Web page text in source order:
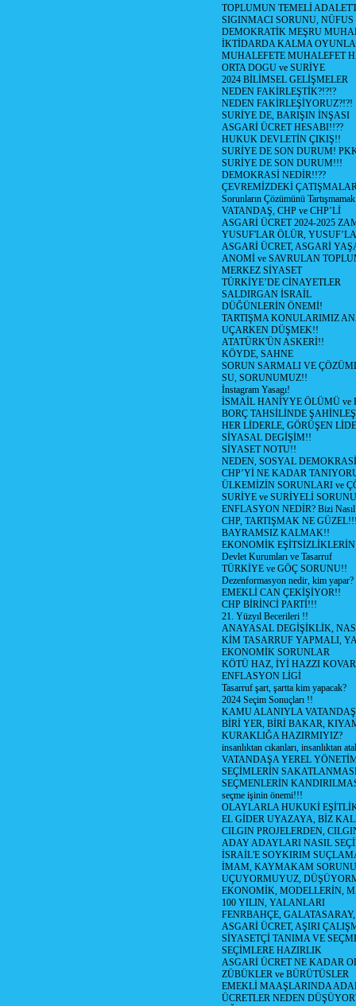
TOPLUMUN TEMELİ
SIGINMACI SORUNU,
DEMOKRATİK MEŞRU
İKTİDARDA KALMA
MUHALEFETE MUHALEFET
ORTA DOGU ve SURİYE
2024 BİLİMSEL GELİŞMELER
NEDEN FAKİRLEŞTİK?!?!?
NEDEN FAKİRLEŞİYORUZ?!?!
SURİYE DE, BARIŞIN İNŞASI
ASGARİ ÜCRET HESABI!!??
HUKUK DEVLETİN ÇIKIŞ!!
SURİYE DE SON DURUM!
SURİYE DE SON DURUM!!!
DEMOKRASİ NEDİR!!??
ÇEVREMİZDEKİ
Sorunların Çözümünü
VATANDAŞ, CHP ve CHP’Lİ
ASGARİ ÜCRET 2024-2025
YUSUF'LAR ÖLÜR,
ASGARİ ÜCRET, ASGARİ
ANOMİ ve SAVRULAN
MERKEZ SİYASET
TÜRKİYE’DE CİNAYETLER
SALDIRGAN İSRAİL
DÜĞÜNLERİN ÖNEMİ!
TARTIŞMA KONULARIMIZ
UÇARKEN DÜŞMEK!!
ATATÜRK'ÜN ASKERİ!!
KÖYDE, SAHNE
SORUN SARMALI VE
SU, SORUNUMUZ!!
İnstagram Yasagı!
İSMAİL HANİYYE ÖLÜMÜ ve
BORÇ TAHSİLİNDE
HER LİDERLE, GÖRÜŞEN
SİYASAL DEGİŞİM!!
SİYASET NOTU!!
NEDEN, SOSYAL
CHP’Yİ NE KADAR
ÜLKEMİZİN SORUNLARI ve
SURİYE ve SURİYELİ
ENFLASYON NEDİR? Bizi
CHP, TARTIŞMAK NE
BAYRAMSIZ KALMAK!!
EKONOMİK
Devlet Kurumları ve Tasarruf
TÜRKİYE ve GÖÇ SORUNU!!
Dezenformasyon nedir, kim yapar?
EMEKLİ CAN ÇEKİŞİYOR!!
CHP BİRİNCİ PARTİ!!!
21. Yüzyıl Becerileri !!
ANAYASAL DEGİŞİKLİK,
KİM TASARRUF YAPMALI,
EKONOMİK SORUNLAR
KÖTÜ HAZ, İYİ HAZZI
ENFLASYON LİGİ
Tasarruf şart, şartta kim yapacak?
2024 Seçim Sonuçları !!
KAMU ALANIYLA
BİRİ YER, BİRİ BAKAR,
KURAKLIĞA HAZIRMIYIZ?
insanlıktan cıkanları, insanlıktan
VATANDAŞA YEREL
SEÇİMLERİN
SEÇMENLERİN
seçme işinin önemi!!!
OLAYLARLA HUKUKİ
EL GİDER UYAZAYA, BİZ
CILGIN PROJELERDEN,
ADAY ADAYLARI NASIL
İSRAİL'E SOYKIRIM
İMAM, KAYMAKAM SORUNU
UÇUYORMUYUZ,
EKONOMİK, MODELLERİN,
100 YILIN, YALANLARI
FENRBAHÇE,
ASGARİ ÜCRET, AŞIRI
SİYASETÇİ TANIMA VE
SEÇİMLERE HAZIRLIK
ASGARİ ÜCRET NE KADAR
ZÜBÜKLER ve BÜRÜTÜSLER
EMEKLİ MAAŞLARINDA
ÜCRETLER NEDEN